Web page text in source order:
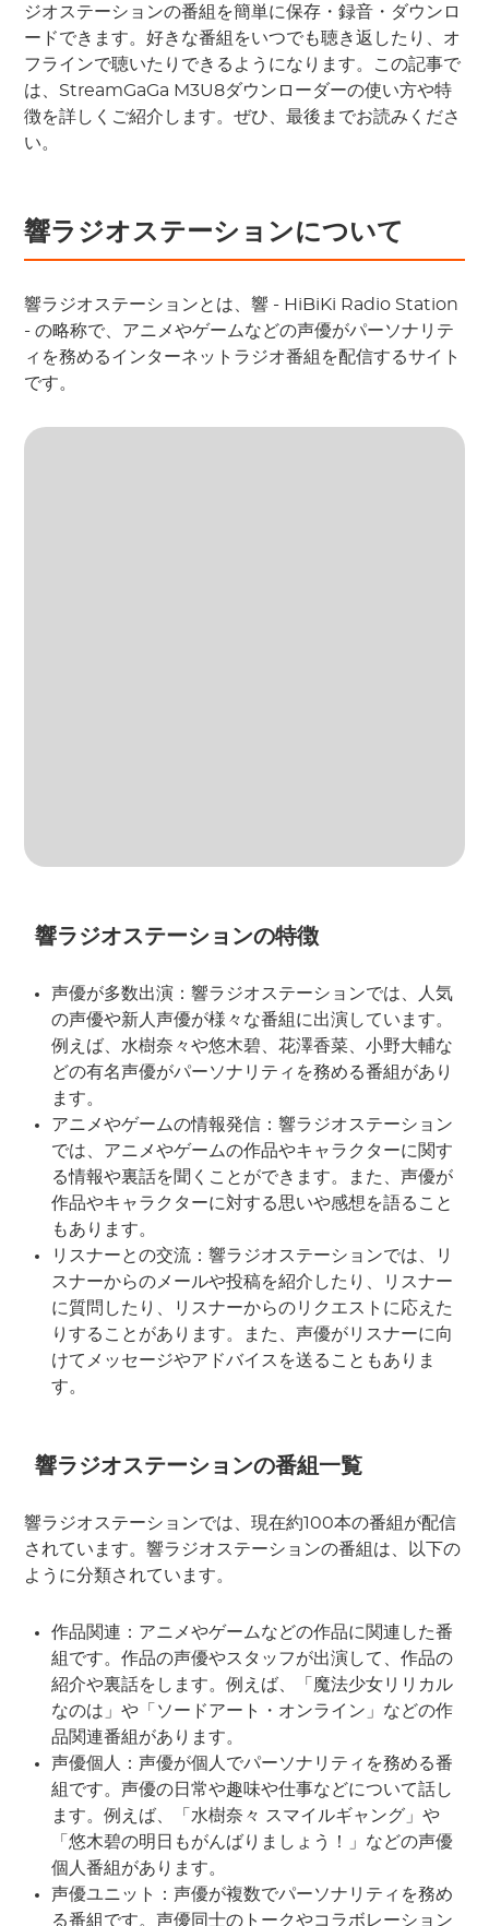
ジオステーションの番組を簡単に保存・録音・ダウンロ
ードできます。好きな番組をいつでも聴き返したり、オ
フラインで聴いたりできるようになります。この記事で
は、StreamGaGa M3U8ダウンローダーの使い方や特
徴を詳しくご紹介します。ぜひ、最後までお読みくださ
い。
響ラジオステーションについて
響ラジオステーションとは、響 - HiBiKi Radio Station
- の略称で、アニメやゲームなどの声優がパーソナリテ
ィを務めるインターネットラジオ番組を配信するサイト
です。
響ラジオステーションの特徴
声優が多数出演：響ラジオステーションでは、人気
の声優や新人声優が様々な番組に出演しています。
例えば、水樹奈々や悠木碧、花澤香菜、小野大輔な
どの有名声優がパーソナリティを務める番組があり
ます。
アニメやゲームの情報発信：響ラジオステーション
では、アニメやゲームの作品やキャラクターに関す
る情報や裏話を聞くことができます。また、声優が
作品やキャラクターに対する思いや感想を語ること
もあります。
リスナーとの交流：響ラジオステーションでは、リ
スナーからのメールや投稿を紹介したり、リスナー
に質問したり、リスナーからのリクエストに応えた
りすることがあります。また、声優がリスナーに向
けてメッセージやアドバイスを送ることもありま
す。
響ラジオステーションの番組一覧
響ラジオステーションでは、現在約100本の番組が配信
されています。響ラジオステーションの番組は、以下の
ように分類されています。
作品関連：アニメやゲームなどの作品に関連した番
組です。作品の声優やスタッフが出演して、作品の
紹介や裏話をします。例えば、「魔法少女リリカル
なのは」や「ソードアート・オンライン」などの作
品関連番組があります。
声優個人：声優が個人でパーソナリティを務める番
組です。声優の日常や趣味や仕事などについて話し
ます。例えば、「水樹奈々 スマイルギャング」や
「悠木碧の明日もがんばりましょう！」などの声優
個人番組があります。
声優ユニット：声優が複数でパーソナリティを務め
る番組です。声優同士のトークやコラボレーション